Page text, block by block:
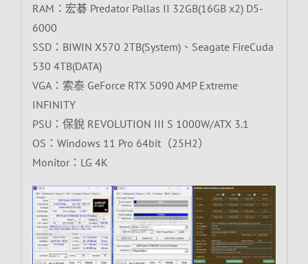
RAM：宏碁 Predator Pallas II 32GB(16GB x2) D5-
6000
SSD：BIWIN X570 2TB(System)、Seagate FireCuda
530 4TB(DATA)
VGA：索泰 GeForce RTX 5090 AMP Extreme
INFINITY
PSU：保銳 REVOLUTION III S 1000W/ATX 3.1
OS：Windows 11 Pro 64bit（25H2）
Monitor：LG 4K